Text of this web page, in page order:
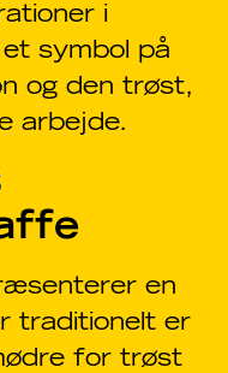
i
symbol på
og den trøst,
arbejde.
en
traditionelt er
for trøst